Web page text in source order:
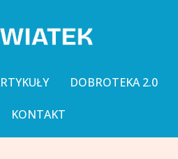
DOBROTEKA 2.0
KONTAKT